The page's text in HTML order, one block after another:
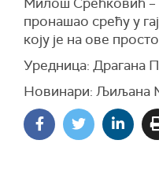
пронашао срећу у
коју је на ове
Уредница: Драгана
Новинари: Љиљана